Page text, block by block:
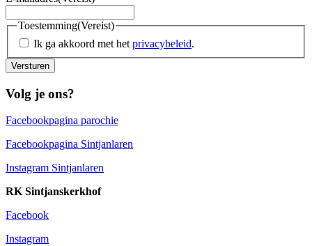
Toestemming(Vereist)
Ik ga akkoord met het privacybeleid.
Versturen
Volg je ons?
Facebookpagina parochie
Facebookpagina Sintjanlaren
Instagram Sintjanlaren
RK Sintjanskerkhof
Facebook
Instagram